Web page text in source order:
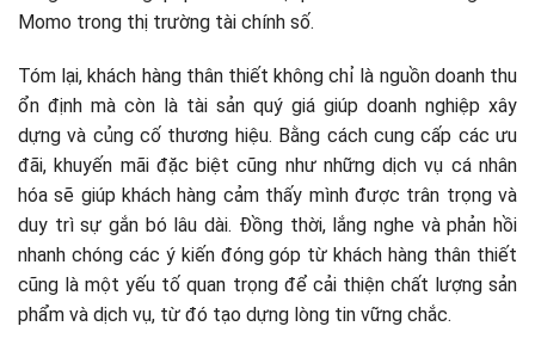
Momo trong thị trường tài chính số.
Tóm lại, khách hàng thân thiết không chỉ là nguồn doanh thu
ổn định mà còn là tài sản quý giá giúp doanh nghiệp xây
dựng và củng cố thương hiệu. Bằng cách cung cấp các ưu
đãi, khuyến mãi đặc biệt cũng như những dịch vụ cá nhân
hóa sẽ giúp khách hàng cảm thấy mình được trân trọng và
duy trì sự gắn bó lâu dài. Đồng thời, lắng nghe và phản hồi
nhanh chóng các ý kiến đóng góp từ khách hàng thân thiết
cũng là một yếu tố quan trọng để cải thiện chất lượng sản
phẩm và dịch vụ, từ đó tạo dựng lòng tin vững chắc.